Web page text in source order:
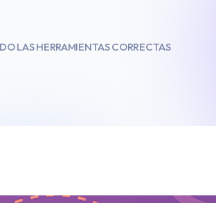
LAS HERRAMIENTAS CORRECTAS